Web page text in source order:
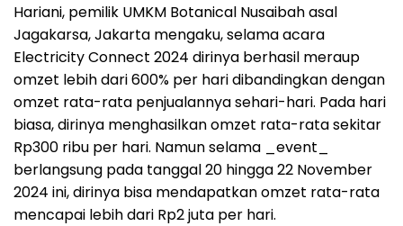
Hariani, pemilik UMKM Botanical Nusaibah asal
Jagakarsa, Jakarta mengaku, selama acara
Electricity Connect 2024 dirinya berhasil meraup
omzet lebih dari 600% per hari dibandingkan dengan
omzet rata-rata penjualannya sehari-hari. Pada hari
biasa, dirinya menghasilkan omzet rata-rata sekitar
Rp300 ribu per hari. Namun selama _event_
berlangsung pada tanggal 20 hingga 22 November
2024 ini, dirinya bisa mendapatkan omzet rata-rata
mencapai lebih dari Rp2 juta per hari.